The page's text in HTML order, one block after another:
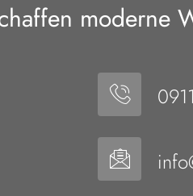
moderne